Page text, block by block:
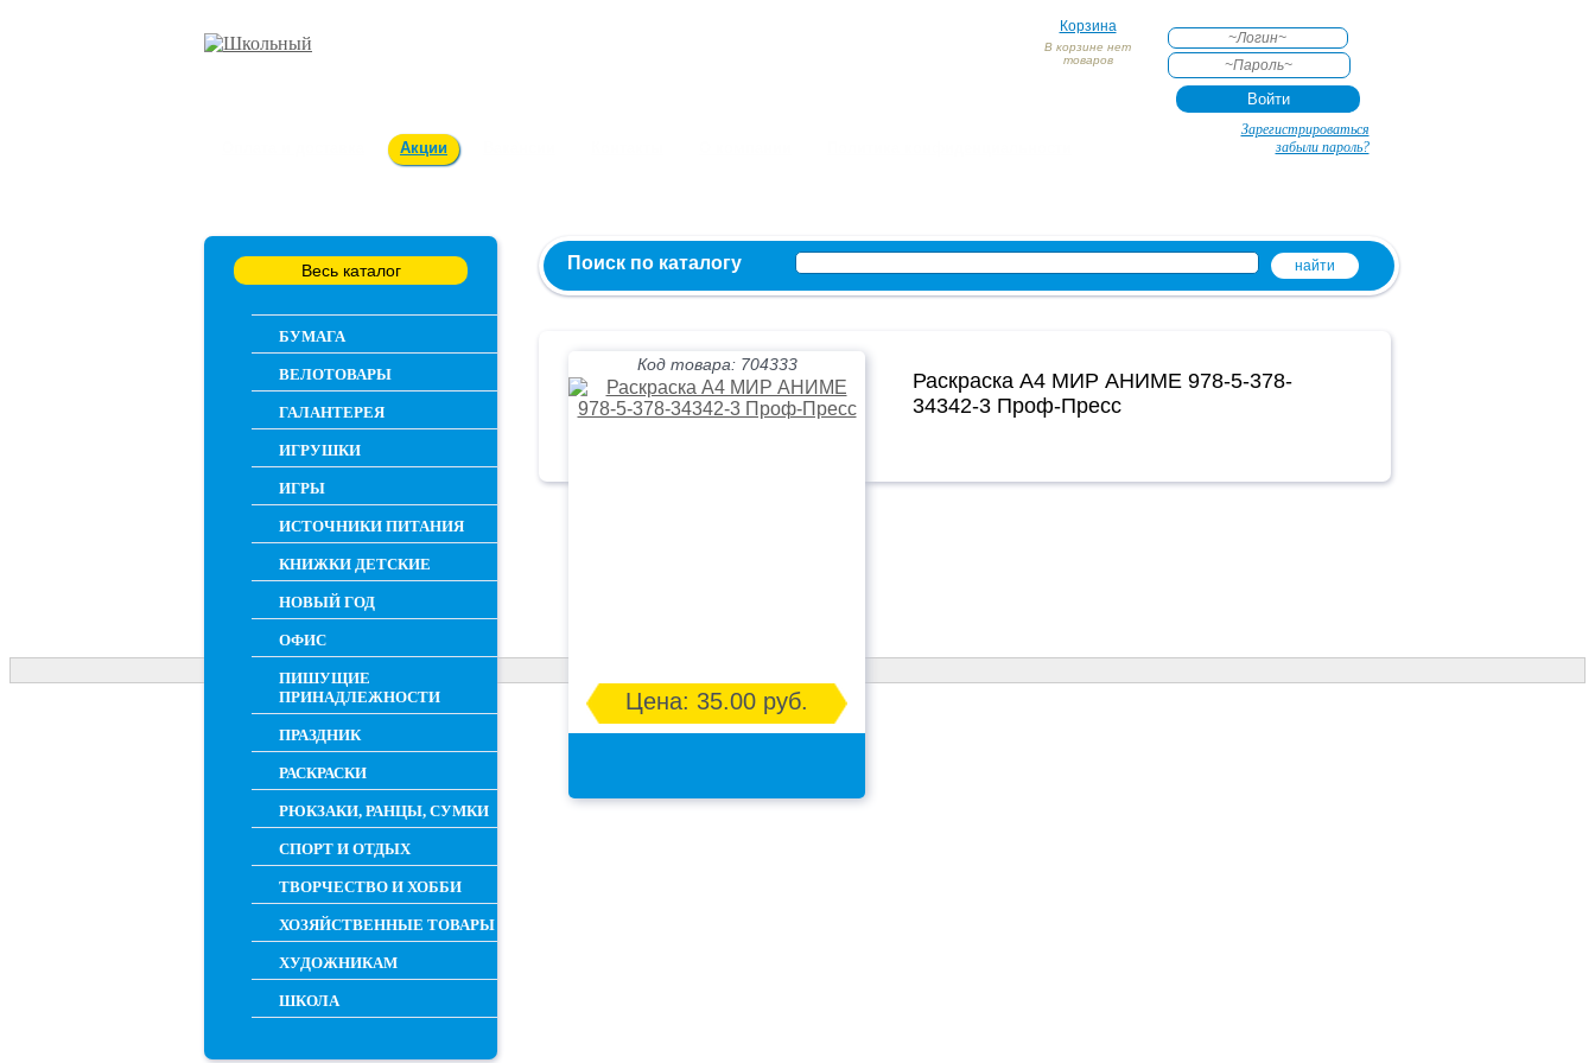
Корзина
В корзине нет
товаров
Зарегистрироваться
забыли пароль?
Акции
Весь каталог
БУМАГА
ВЕЛОТОВАРЫ
ГАЛАНТЕРЕЯ
ИГРУШКИ
ИГРЫ
ИСТОЧНИКИ ПИТАНИЯ
КНИЖКИ ДЕТСКИЕ
НОВЫЙ ГОД
ОФИС
ПИШУЩИЕ
ПРИНАДЛЕЖНОСТИ
ПРАЗДНИК
РАСКРАСКИ
РЮКЗАКИ, РАНЦЫ, СУМКИ
СПОРТ И ОТДЫХ
ТВОРЧЕСТВО И ХОББИ
ХОЗЯЙСТВЕННЫЕ ТОВАРЫ
ХУДОЖНИКАМ
ШКОЛА
Поиск по каталогу
Код товара: 704333
Цена: 35.00 руб.
Раскраска А4 МИР АНИМЕ 978-5-378-
34342-3 Проф-Пресс